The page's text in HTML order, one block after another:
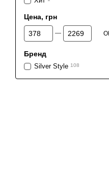
Цена, грн
От Цена, грн
До Цена, грн
Бренд
Silver Style 108